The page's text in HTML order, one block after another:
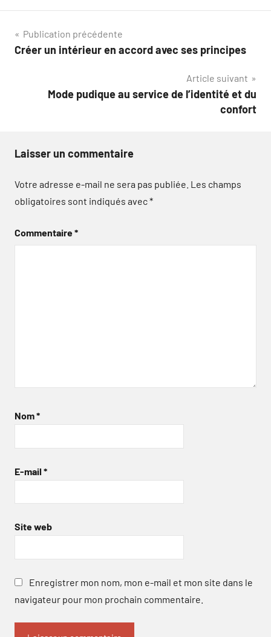
Navigation
de
Publication précédente
Créer un intérieur en accord avec ses principes
Article suivant
Mode pudique au service de l’identité et du
confort
Laisser un commentaire
Votre adresse e-mail ne sera pas publiée. Les champs
obligatoires sont indiqués avec*
Commentaire*
Nom*
E-mail *
Site web
Enregistrer mon nom, mon e-mail et mon site dans le
navigateur pour mon prochain commentaire.